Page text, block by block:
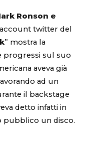
Ronson e
twitter del
” mostra la
progressi sul suo
aveva già
ad un
il backstage
detto infatti in
pubblico un disco.